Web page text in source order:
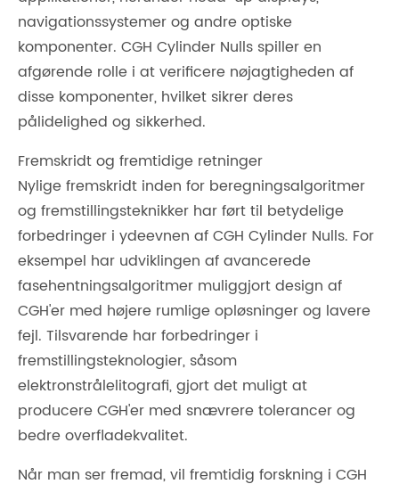
navigationssystemer og andre optiske
komponenter. CGH Cylinder Nulls spiller en
afgørende rolle i at verificere nøjagtigheden af ​​
disse komponenter, hvilket sikrer deres
pålidelighed og sikkerhed.
Fremskridt og fremtidige retninger
Nylige fremskridt inden for beregningsalgoritmer
og fremstillingsteknikker har ført til betydelige
forbedringer i ydeevnen af ​​CGH Cylinder Nulls. For
eksempel har udviklingen af ​​avancerede
fasehentningsalgoritmer muliggjort design af
CGH'er med højere rumlige opløsninger og lavere
fejl. Tilsvarende har forbedringer i
fremstillingsteknologier, såsom
elektronstrålelitografi, gjort det muligt at
producere CGH'er med snævrere tolerancer og
bedre overfladekvalitet.
Når man ser fremad, vil fremtidig forskning i CGH